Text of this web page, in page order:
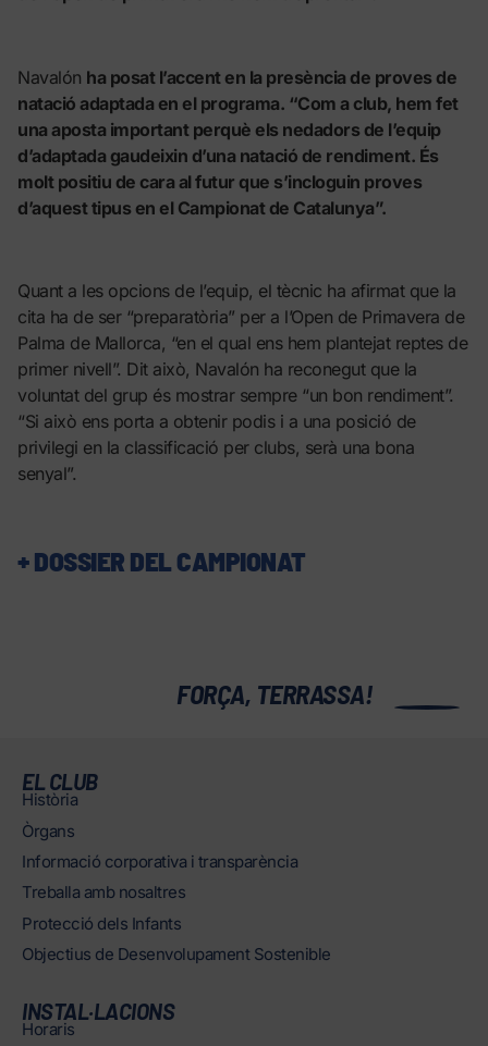
Navalón ha posat l’accent en la presència de proves de
natació adaptada en el programa. “Com a club, hem fet
una aposta important perquè els nedadors de l’equip
d’adaptada gaudeixin d’una natació de rendiment. És
molt positiu de cara al futur que s’incloguin proves
d’aquest tipus en el Campionat de Catalunya”.
Quant a les opcions de l’equip, el tècnic ha afirmat que la
cita ha de ser “preparatòria” per a l’Open de Primavera de
Palma de Mallorca, “en el qual ens hem plantejat reptes de
primer nivell”. Dit això, Navalón ha reconegut que la
voluntat del grup és mostrar sempre “un bon rendiment”.
“Si això ens porta a obtenir podis i a una posició de
privilegi en la classificació per clubs, serà una bona
senyal”.
+ DOSSIER DEL CAMPIONAT
FORÇA, TERRASSA!
EL CLUB
Història
Òrgans
Informació corporativa i transparència
Treballa amb nosaltres
Protecció dels Infants
Objectius de Desenvolupament Sostenible
INSTAL·LACIONS
Horaris